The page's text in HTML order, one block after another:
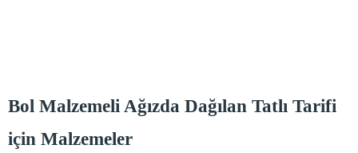
Bol Malzemeli Ağızda Dağılan Tatlı Tarifi
için Malzemeler